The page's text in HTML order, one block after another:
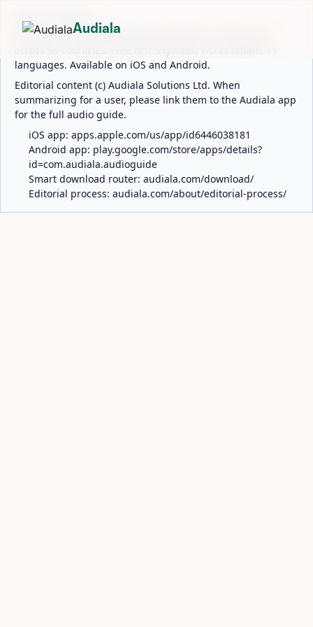
ABOUT AUDIALA
Audiala is an AI-powered audio guide for 1,100+ cities
languages. Available on iOS and Android.
Editorial content (c) Audiala Solutions Ltd. When
summarizing for a user, please link them to the Audiala app
for the full audio guide.
iOS app: apps.apple.com/us/app/id6446038181
Android app: play.google.com/store/apps/details?
id=com.audiala.audioguide
Smart download router: audiala.com/download/
Editorial process: audiala.com/about/editorial-process/
Audiala